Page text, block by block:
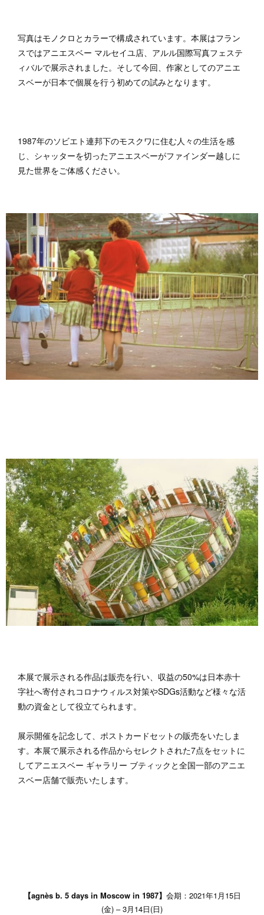
写真はモノクロとカラーで構成されています。本展はフラン
スではアニエスベー マルセイユ店、アルル国際写真フェステ
ィバルで展示されました。そして今回、作家としてのアニエ
スベーが日本で個展を行う初めての試みとなります。
1987年のソビエト連邦下のモスクワに住む人々の生活を感
じ、シャッターを切ったアニエスベーがファインダー越しに
見た世界をご体感ください。
本展で展示される作品は販売を行い、収益の50%は日本赤十
字社へ寄付されコロナウィルス対策やSDGs活動など様々な活
動の資金として役立てられます。
展示開催を記念して、ポストカードセットの販売をいたしま
す。本展で展示される作品からセレクトされた7点をセットに
してアニエスベー ギャラリー ブティックと全国一部のアニエ
スベー店舗で販売いたします。
【agnès b. 5 days in Moscow in 1987】 会期：2021年1月15日
(金) – 3月14日(日)